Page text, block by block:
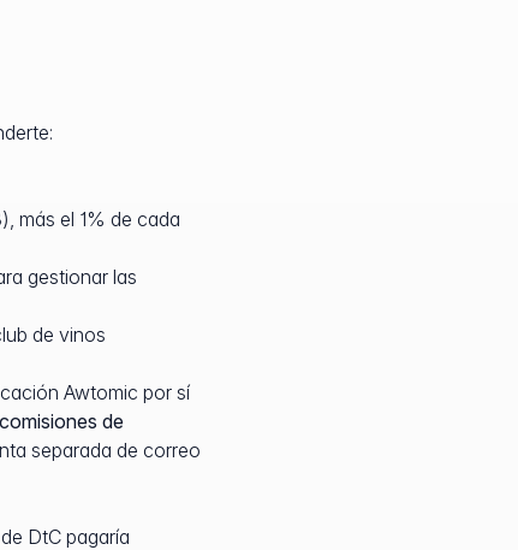
más el 1% de cada
gestionar las
de vinos
Awtomic por sí
de
separada de correo
DtC pagaría